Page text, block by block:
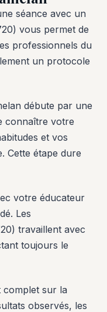
séance avec un
vous permet de
professionnels du
un protocole
débute par une
connaître votre
et vos
Cette étape dure
votre éducateur
Les
travaillent avec
toujours le
complet sur la
observés, les